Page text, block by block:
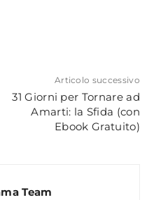
Articolo successivo
31 Giorni per Tornare ad
Amarti: la Sfida (con
Ebook Gratuito)
Team